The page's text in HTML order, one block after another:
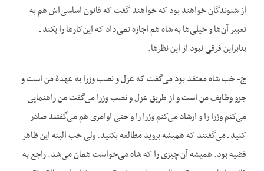
از شنوندگان خواهند بود که خواهند گفت که قانون اساسی‌اش هم به
تعبیر آن‌ها و خیلی‌ها به شاه هم اجازه نمی‌داد که این‌کارها را بکند ـ
بنابراین فرقی نبود از این نظرها.
ج- خب شاه معتقد بود می‌گفت که عزل و نصب وزرا به عهدۀ من است و
جزو وظایف من است و از طریق عزل و نصب وزرا می‌گفت من راهنمایی
می‌کنم وزرا را و ارشاد می‌کنم وزرا را و حتی اوامری هم می‌گفتند صادر
کنید ـ می‌گفتند که همیشه بروید مطالعه بکنید. ولی خب البته این ظاهر
قضیه بود. همیشه آن چیزی را که شاه می‌خواست همان می‌شد. راجع به